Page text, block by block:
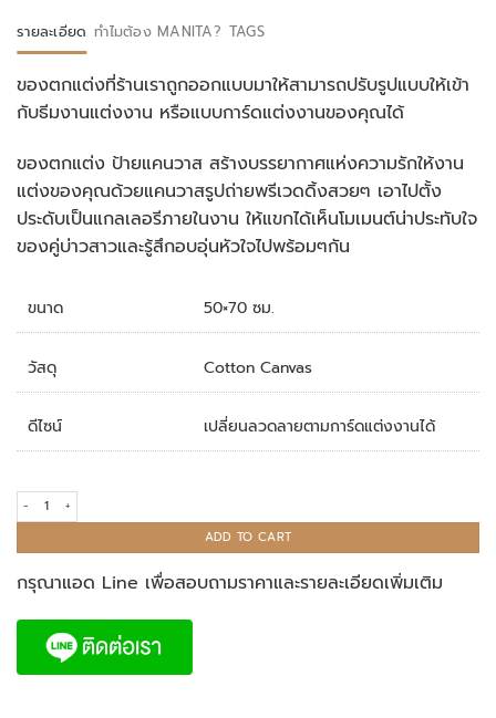
รายละเอียด ทำไมต้อง MANITA? TAGS
ของตกแต่งที่ร้านเราถูกออกแบบมาให้สามารถปรับรูปแบบให้เข้า
กับธีมงานแต่งงาน หรือแบบการ์ดแต่งงานของคุณได้
ของตกแต่ง ป้ายแคนวาส สร้างบรรยากาศแห่งความรักให้งาน
แต่งของคุณด้วยแคนวาสรูปถ่ายพรีเวดดิ้งสวยๆ เอาไปตั้ง
ประดับเป็นแกลเลอรีภายในงาน ให้แขกได้เห็นโมเมนต์น่าประทับใจ
ของคู่บ่าวสาวและรู้สึกอบอุ่นหัวใจไปพร้อมๆกัน
ขนาด 50×70 ซม.
วัสดุ Cotton Canvas
ดีไซน์ เปลี่ยนลวดลายตามการ์ดแต่งงานได้
ของตกแต่ง ป้ายแคนวาส quantity
ADD TO CART
กรุณาแอด Line เพื่อสอบถามราคาและรายละเอียดเพิ่มเติม